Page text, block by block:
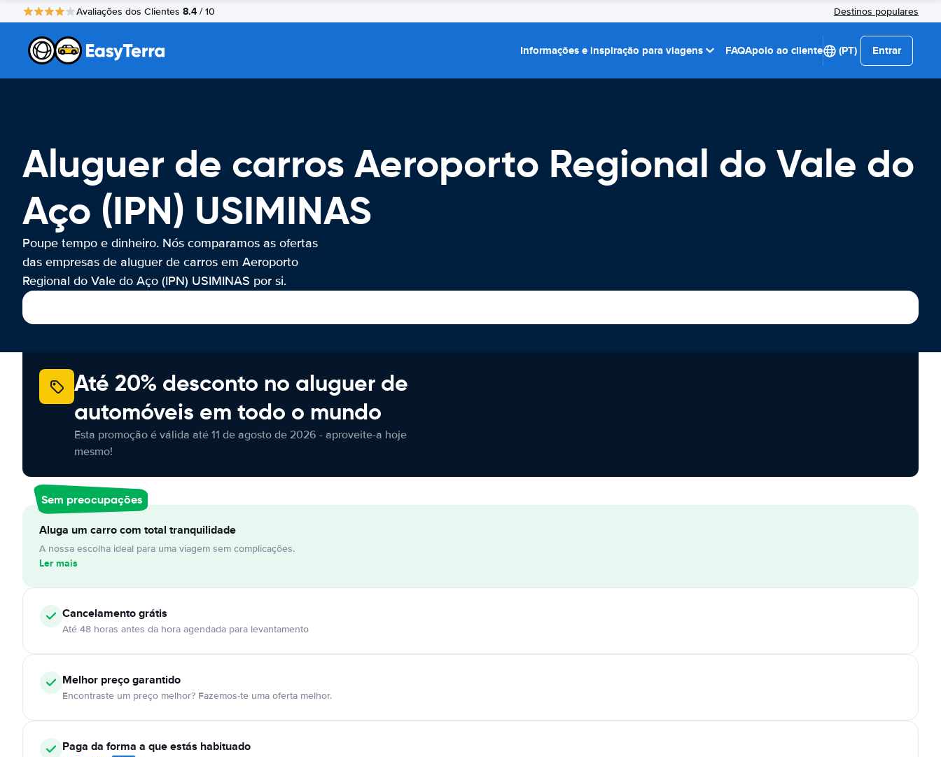
Avaliações dos Clientes 8.4 / 10 Destinos populares
Informações e inspiração para viagens FAQApoio ao cliente (PT) Entrar
Aluguer de carros Aeroporto Regional do Vale do
Aço (IPN) USIMINAS
Poupe tempo e dinheiro. Nós comparamos as ofertas
das empresas de aluguer de carros em Aeroporto
Regional do Vale do Aço (IPN) USIMINAS por si.
Até 20% desconto no aluguer de
automóveis em todo o mundo
Esta promoção é válida até 11 de agosto de 2026 - aproveite-a hoje
mesmo!
Sem preocupações
Aluga um carro com total tranquilidade
A nossa escolha ideal para uma viagem sem complicações.
Ler mais
Cancelamentográtis
Até 48 horas antes da hora agendada para levantamento
Melhor preço garantido
Encontraste um preço melhor? Fazemos-te uma oferta melhor.
Paga da forma a que estás habituado